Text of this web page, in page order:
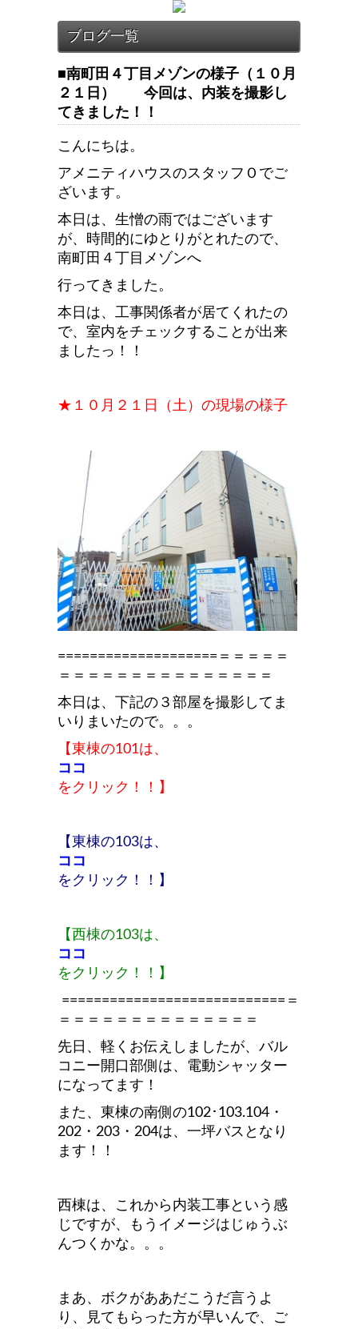
■南町田４丁目メゾンの様子（１０月
２１日） 今回は、内装を撮影し
てきました！！
こんにちは。
アメニティハウスのスタッフＯでご
ざいます。
本日は、生憎の雨ではございます
が、時間的にゆとりがとれたので、
南町田４丁目メゾンへ
行ってきました。
本日は、工事関係者が居てくれたの
で、室内をチェックすることが出来
ましたっ！！
★１０月２１日（土）の現場の様子
====================＝＝＝＝＝
＝＝＝＝＝＝＝＝＝＝＝＝＝＝＝
本日は、下記の３部屋を撮影してま
いりまいたので。。。
【東棟の101は、
ココ
を クリック！！】
【東棟の103は、
ココ
を クリック！！】
【西棟の103は、
ココ
を クリック！！】
============================＝
＝＝＝＝＝＝＝＝＝＝＝＝＝＝
先日、軽くお伝えしましたが、バル
コニー開口部側は、電動シャッター
になってます！
また、東棟の南側の102･103.104・
202・203・204は、一坪バスとなり
ます！！
西棟は、これから内装工事という感
じですが、もうイメージはじゅうぶ
んつくかな。。。
まあ、ボクがああだこうだ言うよ
り、見てもらった方が早いんで、ご